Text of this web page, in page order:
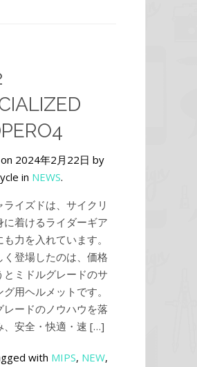
2024年2月22日 by
in NEWS.
ライズドは、サイクリ
に着けるライダーギア
力を入れています。
く登場したのは、価格
とミドルグレードのサ
用ヘルメットです。
レードのノウハウを落
、安全・快適・速 […]
with MIPS, NEW,